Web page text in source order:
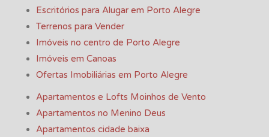
Escritórios para Alugar em Porto Alegre
Terrenos para Vender
Imóveis no centro de Porto Alegre
Imóveis em Canoas
Ofertas Imobiliárias em Porto Alegre
Apartamentos e Lofts Moinhos de Vento
Apartamentos no Menino Deus
Apartamentos cidade baixa